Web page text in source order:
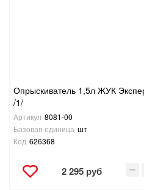
Опрыскиватель 1,5л ЖУК
/1/
Артикул 8081-00
Базовая единица шт
Код 626368
2 295 руб